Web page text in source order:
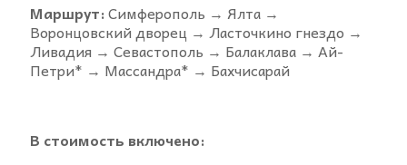
Маршрут:Симферополь → Ялта →
Воронцовский дворец → Ласточкино гнездо →
Ливадия → Севастополь → Балаклава → Ай-
Петри* → Массандра* → Бахчисарай
В стоимость включено: